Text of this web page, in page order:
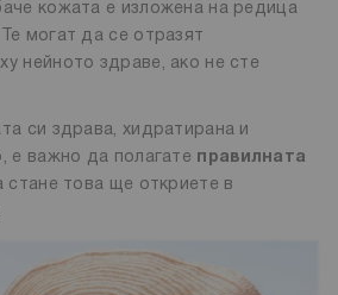
кожата е изложена на редица
могат да се отразят
нейното здраве, ако не сте
си здрава, хидратирана и
е важно да полагате
правилната
стане това ще откриете в